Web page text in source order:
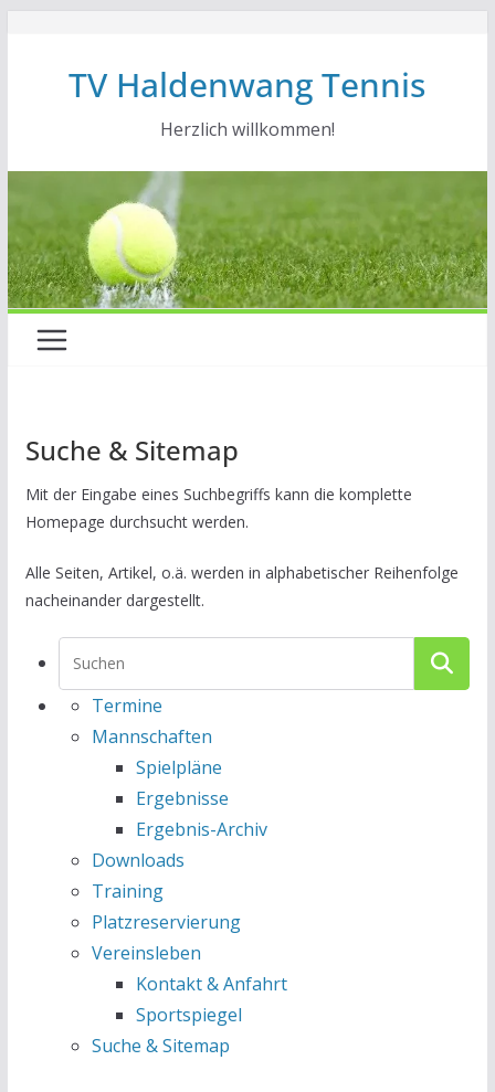
TV Haldenwang Tennis
Herzlich willkommen!
Suche & Sitemap
Mit der Eingabe eines Suchbegriffs kann die komplette
Homepage durchsucht werden.
Alle Seiten, Artikel, o.ä. werden in alphabetischer Reihenfolge
nacheinander dargestellt.
Termine
Mannschaften
Spielpläne
Ergebnisse
Ergebnis-Archiv
Downloads
Training
Platzreservierung
Vereinsleben
Kontakt & Anfahrt
Sportspiegel
Suche & Sitemap